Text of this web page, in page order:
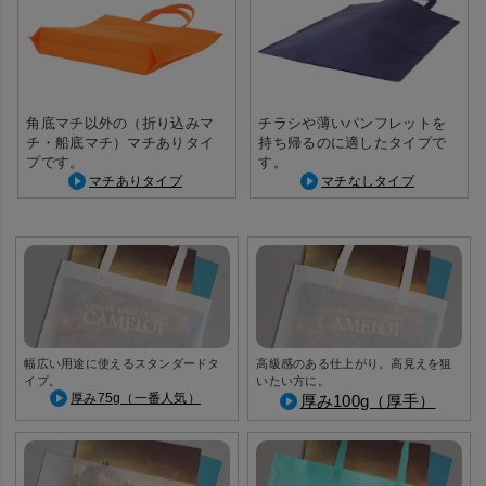
角底マチ以外の（折り込みマ
チ・船底マチ）マチありタイ
プです。
マチありタイプ
チラシや薄いパンフレットを
持ち帰るのに適したタイプで
す。
マチなしタイプ
幅広い用途に使えるスタンダードタ
イプ。
厚み75g（一番人気）
高級感のある仕上がり。高見えを狙
いたい方に。
厚み100g（厚手）